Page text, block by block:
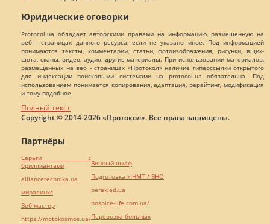
Юридические оговорки
Protocol.ua обладает авторскими правами на информацию, размещенную на
веб - страницах данного ресурса, если не указано иное. Под информацией
понимаются тексты, комментарии, статьи, фотоизображения, рисунки, ящик-
шота, сканы, видео, аудио, другие материалы. При использовании материалов,
размещенных на веб - страницах «Протокол» наличие гиперссылки открытого
для индексации поисковыми системами на protocol.ua обязательна. Под
использованием понимается копирования, адаптация, рерайтинг, модификация
и тому подобное.
Полный текст
Copyright © 2014-2026 «Протокол». Все права защищены.
Партнёры
Серьги с
бриллиантами
alliancetechnika.ua
миралинкс
Веб мастер
https://motokosmos.ua/
Винный шкаф
Подготовка к НМТ / ВНО
pereklad.ua
hospice-life.com.ua/
Перевозка больных